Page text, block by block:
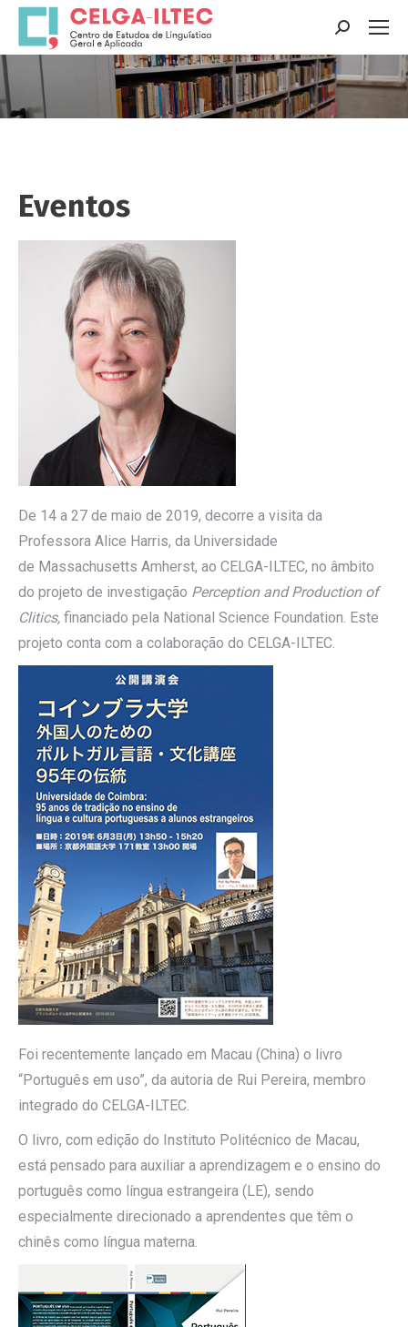
Search:
You are here:
Eventos
De 14 a 27 de maio de 2019, decorre a visita da
Professora Alice Harris, da Universidade
de Massachusetts Amherst, ao CELGA-ILTEC, no âmbito
do projeto de investigação Perception and Production of
Clitics, financiado pela National Science Foundation. Este
projeto conta com a colaboração do CELGA-ILTEC.
Foi recentemente lançado em Macau (China) o livro
“Português em uso”, da autoria de Rui Pereira, membro
integrado do CELGA-ILTEC.
O livro, com edição do Instituto Politécnico de Macau,
está pensado para auxiliar a aprendizagem e o ensino do
português como língua estrangeira (LE), sendo
especialmente direcionado a aprendentes que têm o
chinês como língua materna.